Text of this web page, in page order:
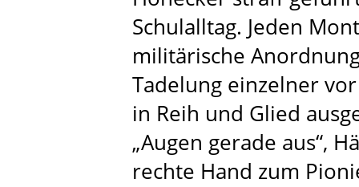
Schulalltag. Jeden
militärische
Tadelung einzelner
in Reih und Glied
„Augen gerade aus“,
rechte Hand zum